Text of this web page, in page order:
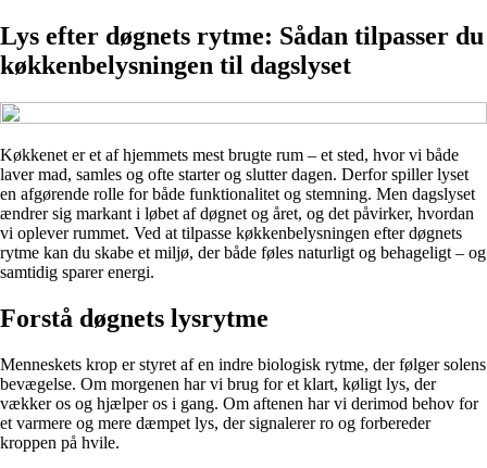
Lys efter døgnets rytme: Sådan tilpasser du
køkkenbelysningen til dagslyset
Køkkenet er et af hjemmets mest brugte rum – et sted, hvor vi både
laver mad, samles og ofte starter og slutter dagen. Derfor spiller lyset
en afgørende rolle for både funktionalitet og stemning. Men dagslyset
ændrer sig markant i løbet af døgnet og året, og det påvirker, hvordan
vi oplever rummet. Ved at tilpasse køkkenbelysningen efter døgnets
rytme kan du skabe et miljø, der både føles naturligt og behageligt – og
samtidig sparer energi.
Forstå døgnets lysrytme
Menneskets krop er styret af en indre biologisk rytme, der følger solens
bevægelse. Om morgenen har vi brug for et klart, køligt lys, der
vækker os og hjælper os i gang. Om aftenen har vi derimod behov for
et varmere og mere dæmpet lys, der signalerer ro og forbereder
kroppen på hvile.